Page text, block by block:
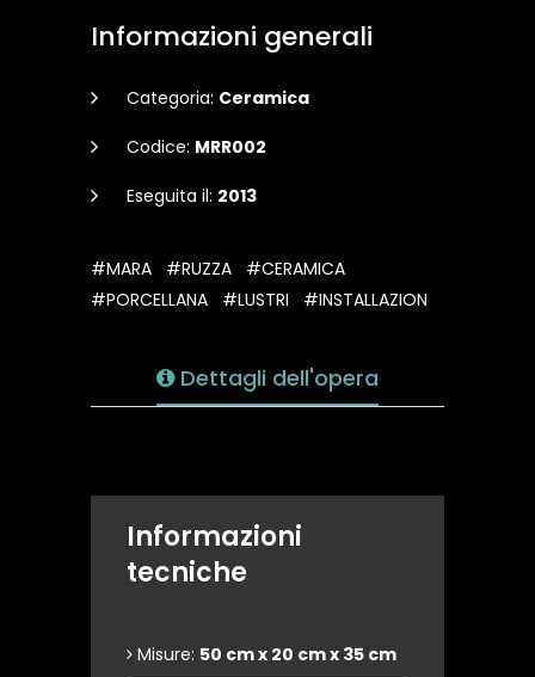
Informazioni generali
Categoria: Ceramica
Codice: MRR002
Eseguita il: 2013
#MARA #RUZZA
#CERAMICA
#PORCELLANA
#LUSTRI #INSTALLAZION
Dettagli dell'opera
Informazioni
tecniche
Misure: 50 cm x 20 cm x 35 cm